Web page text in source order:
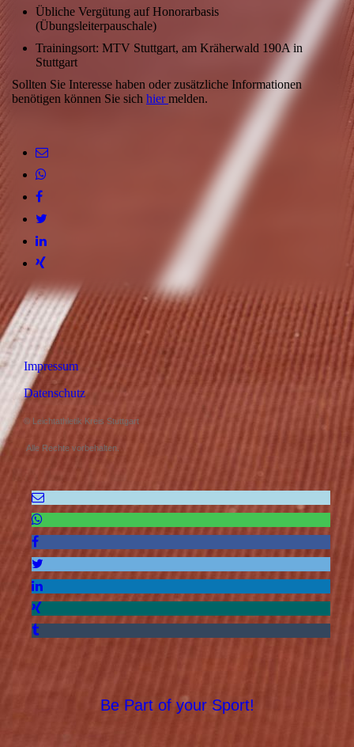
Übliche Vergütung auf Honorarbasis
(Übungsleiterpauschale)
Trainingsort: MTV Stuttgart, am Kräherwald 190A in
Stuttgart
Sollten Sie Interesse haben oder zusätzliche Informationen
benötigen können Sie sich hiermelden.
Impressum
Datenschutz
© Leichtathletik Kreis Stuttgart
Alle Rechte vorbehalten.
Be Part of your Sport!